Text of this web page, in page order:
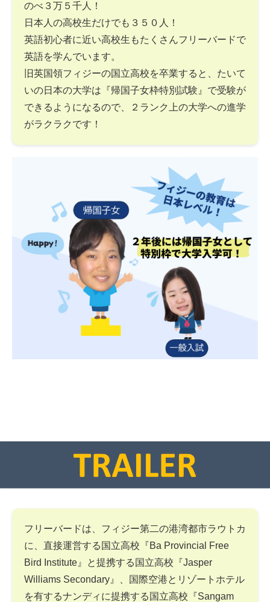
のべ３万５千人！
日本人の高校生だけでも３５０人！
英語初心者に近い高校生もたくさんフリーバードで
英語を学んでいます。
旧英国領フィジーの国立高校を卒業すると、たいて
いの日本の大学は『帰国子女枠特別試験』で受験が
できるようになるので、２ランク上の大学への進学
がラクラクです！
フリーバードは、フィジー第二の港湾都市ラウトカ
に、直接運営する国立高校『Ba Provincial Free
Bird Institute』と提携する国立高校『Jasper
Williams Secondary』、国際空港とリゾートホテル
を有するナンディに提携する国立高校『Sangam